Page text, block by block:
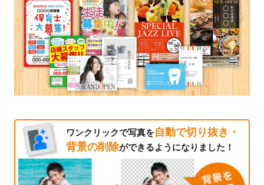
ワンクリックで写真を自動で切り抜き・
背景の削除ができるようになりました！